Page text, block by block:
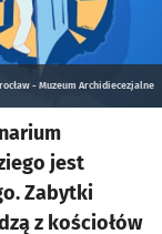
- Muzeum Archidiecezjalne
jest
Zabytki
z kościołów